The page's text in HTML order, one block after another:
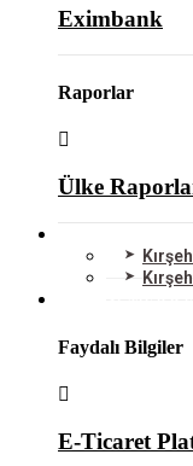
Eximbank
Raporlar
Ülke
Faydalı Bilgiler
E-Ticaret